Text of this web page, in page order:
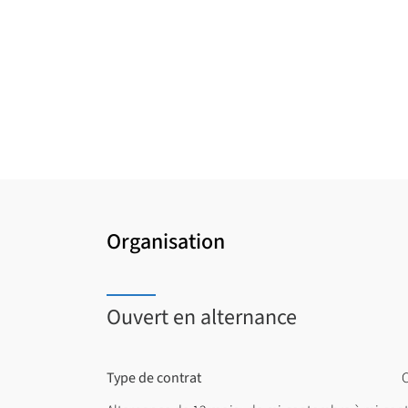
Organisation
Ouvert en alternance
Type de contrat